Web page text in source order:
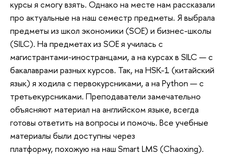
курсы я смогу взять. Однако на месте нам рассказали
про актуальные на наш семестр предметы. Я выбрала
предметы из школ экономики (SOE) и бизнес-школы
(SILC). На предметах из SOE я училась с
магистрантами-иностранцами, а на курсах в SILC — с
бакалаврами разных курсов. Так, на HSK-1 (китайский
язык) я ходила с первокурсниками, а на Python — с
третьекурсниками. Преподаватели замечательно
объясняют материал на английском языке, всегда
готовы ответить на вопросы и помочь. Все учебные
материалы были доступны через
платформу, похожую на наш Smart LMS (Chaoxing).